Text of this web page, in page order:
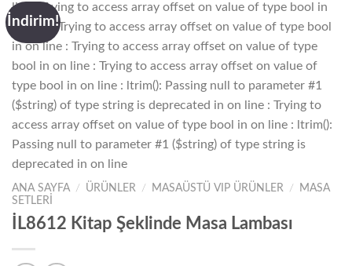
İndirim!
line
: Trying to access array offset on value of type bool in
on line: Trying to access array offset on value of type bool
inon line : Trying to access array offset on value of type
bool in on line : Trying to access array offset on value of
type bool in on line : ltrim(): Passing null to parameter #1
($string) of type string is deprecated in on line : Trying to
access array offset on value of type bool in on line : ltrim():
Passing null to parameter #1 ($string) of type string is
deprecated in on line
content/themes/
ANA SAYFA / ÜRÜNLER / MASAÜSTÜ VIP ÜRÜNLER /
MASA
SETLERİ
İL8612 Kitap Şeklinde Masa Lambası